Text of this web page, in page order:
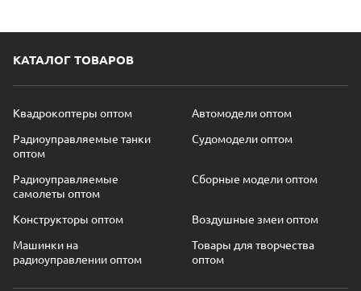
КАТАЛОГ ТОВАРОВ
Квадрокоптеры оптом
Автомодели оптом
Радиоуправляемые танки
оптом
Судомодели оптом
Радиоуправляемые
самолеты оптом
Сборные модели оптом
Конструкторы оптом
Воздушные змеи оптом
Машинки на
радиоуправлении оптом
Товары для творчества
оптом